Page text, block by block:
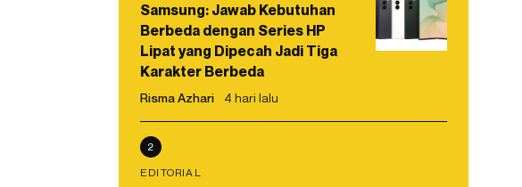
Samsung: Jawab Kebutuhan
Berbeda dengan Series HP
Lipat yang Dipecah Jadi Tiga
Karakter Berbeda
Risma Azhari 4 hari lalu
2
EDITORIAL